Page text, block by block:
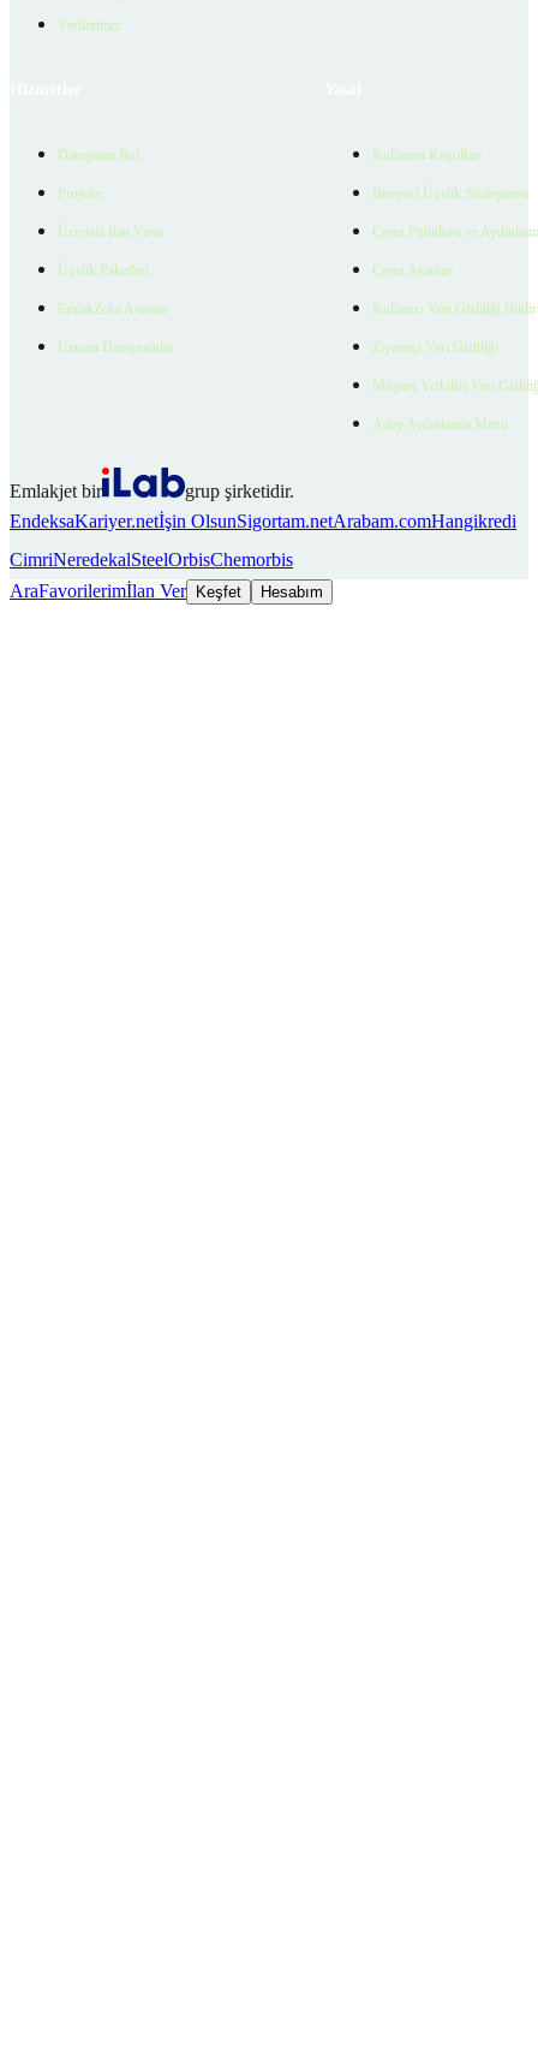
Verilerimiz
Danışman Bul
Projeler
Ücretsiz İlan Verin
Üyelik Paketleri
EmlakZeka Asistan
Uzman Danışmanlar
Kullanım Koşulları
Bireysel Üyelik Sözleşmesi
Çerez Politikası ve
Çerez Ayarları
Kullanıcı Veri Gizliliği
Ziyaretçi Veri Gizliliği
Müşteri Yetkilisi Veri
Aday Aydınlatma Metni
Emlakjet bir
grup şirketidir.
EndeksaKariyer.netİşin OlsunSigortam.netArabam.comHangikredi
CimriNeredekalSteelOrbisChemorbis
AraFavorilerimİlan Ver Keşfet Hesabım